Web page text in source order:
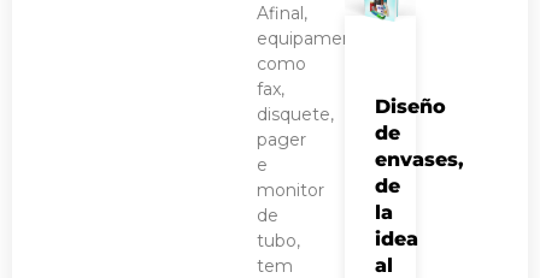
Afinal,
equipamentos
como
fax,
disquete,
pager
e
monitor
de
tubo,
tem
Diseño
de
envases,
de
la
idea
al